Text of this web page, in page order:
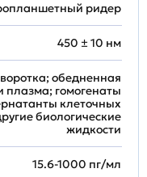
ридер
450 ± 10 нм
обедненная
плазма; гомогенаты
клеточных
биологические
жидкости
15.6-1000 пг/мл